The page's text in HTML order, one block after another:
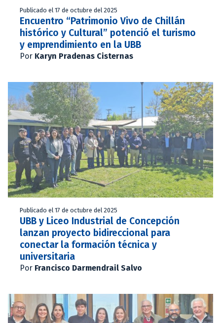
Publicado el 17 de octubre del 2025
Encuentro “Patrimonio Vivo de Chillán
histórico y Cultural” potenció el turismo
y emprendimiento en la UBB
Por Karyn Pradenas Cisternas
Publicado el 17 de octubre del 2025
UBB y Liceo Industrial de Concepción
lanzan proyecto bidireccional para
conectar la formación técnica y
universitaria
Por Francisco Darmendrail Salvo